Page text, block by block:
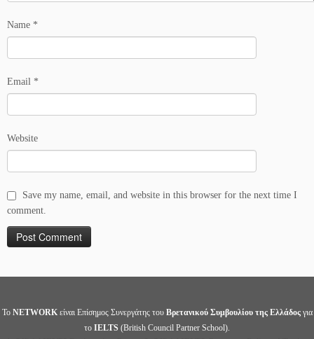
Name *
Email *
Website
Save my name, email, and website in this browser for the next time I
comment.
Το NETWORKείναι Επίσημος Συνεργάτης του Βρετανικού Συμβουλίου της Ελλάδοςγια
το IELTS (British Council Partner School).